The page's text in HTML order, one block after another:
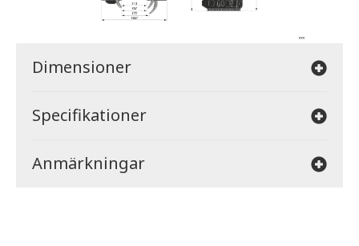
Dimensioner
Specifikationer
Anmärkningar